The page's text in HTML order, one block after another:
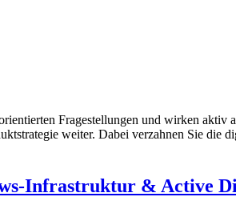
Fragestellungen und wirken aktiv
weiter. Dabei verzahnen Sie die
Infrastruktur & Active